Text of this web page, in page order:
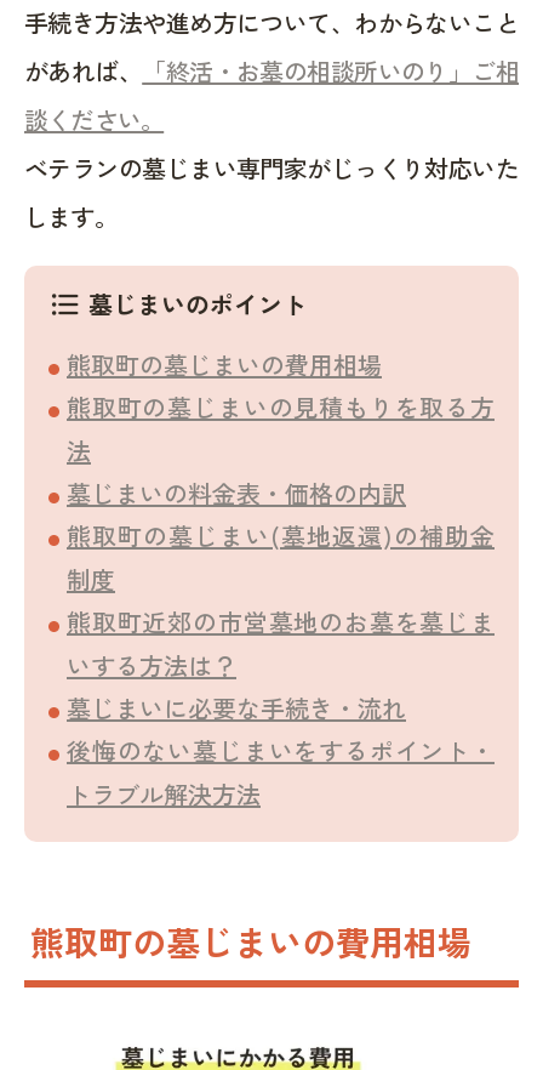
手続き方法や進め方について、わからないこと
があれば、
「終活・お墓の相談所いのり」ご相
談ください。
ベテランの墓じまい専門家がじっくり対応いた
します。
format_list_bulleted 墓じまいのポイント
熊取町の墓じまいの費用相場
熊取町の墓じまいの見積もりを取る方
法
墓じまいの料金表・価格の内訳
熊取町の墓じまい(墓地返還)の補助金
制度
熊取町近郊の市営墓地のお墓を墓じま
いする方法は？
墓じまいに必要な手続き・流れ
後悔のない墓じまいをするポイント・
トラブル解決方法
熊取町の墓じまいの費用相場